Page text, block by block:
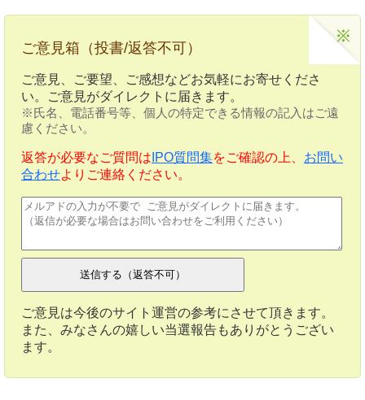
ご意見箱（投書/返答不可）
ご意見、ご要望、ご感想などお気軽にお寄せくださ
い。ご意見がダイレクトに届きます。
※氏名、電話番号等、個人の特定できる情報の記入はご遠
慮ください。
返答が必要なご質問は IPO質問集をご確認の上、 お問い
合わせよりご連絡ください。
ご意見は今後のサイト運営の参考にさせて頂きます。
また、みなさんの嬉しい当選報告もありがとうござい
ます。